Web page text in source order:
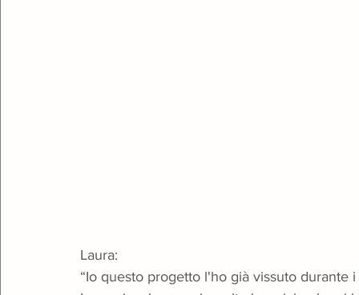
Laura:
“Io questo progetto l'ho già vissuto